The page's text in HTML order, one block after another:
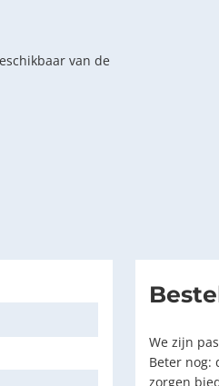
van de
We zijn
Beter nog:
zorgen